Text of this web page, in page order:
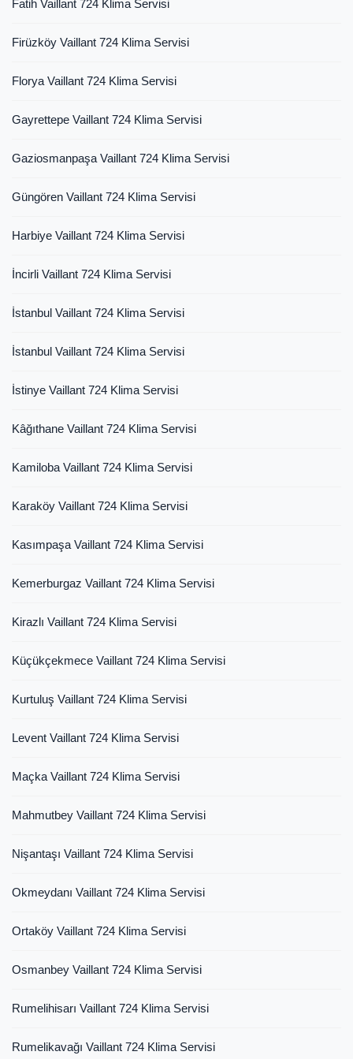
Fatih Vaillant 724 Klima Servisi
Firüzköy Vaillant 724 Klima Servisi
Florya Vaillant 724 Klima Servisi
Gayrettepe Vaillant 724 Klima Servisi
Gaziosmanpaşa Vaillant 724 Klima Servisi
Güngören Vaillant 724 Klima Servisi
Harbiye Vaillant 724 Klima Servisi
İncirli Vaillant 724 Klima Servisi
İstanbul Vaillant 724 Klima Servisi
İstanbul Vaillant 724 Klima Servisi
İstinye Vaillant 724 Klima Servisi
Kâğıthane Vaillant 724 Klima Servisi
Kamiloba Vaillant 724 Klima Servisi
Karaköy Vaillant 724 Klima Servisi
Kasımpaşa Vaillant 724 Klima Servisi
Kemerburgaz Vaillant 724 Klima Servisi
Kirazlı Vaillant 724 Klima Servisi
Küçükçekmece Vaillant 724 Klima Servisi
Kurtuluş Vaillant 724 Klima Servisi
Levent Vaillant 724 Klima Servisi
Maçka Vaillant 724 Klima Servisi
Mahmutbey Vaillant 724 Klima Servisi
Nişantaşı Vaillant 724 Klima Servisi
Okmeydanı Vaillant 724 Klima Servisi
Ortaköy Vaillant 724 Klima Servisi
Osmanbey Vaillant 724 Klima Servisi
Rumelihisarı Vaillant 724 Klima Servisi
Rumelikavağı Vaillant 724 Klima Servisi